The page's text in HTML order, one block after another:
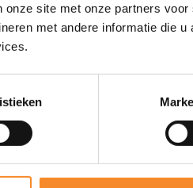
site met onze partners voor
met andere informatie die u
op de werkvloer. Ik coach, train
zijn om daarin zelf het